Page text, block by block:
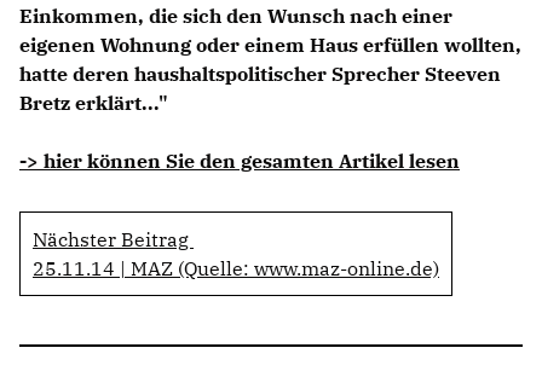
CDU Fraktion im Brandenburger Landtag
CDU Brandenburg
CDU Potsdam
Einkommen, die sich den Wunsch nach einer
eigenen Wohnung oder einem Haus erfüllen wollten,
hatte deren haushaltspolitischer Sprecher Steeven
Bretz erklärt..."
-> hier können Sie den gesamten Artikel lesen
Nächster Beitrag
25.11.14 | MAZ (Quelle: www.maz-online.de)